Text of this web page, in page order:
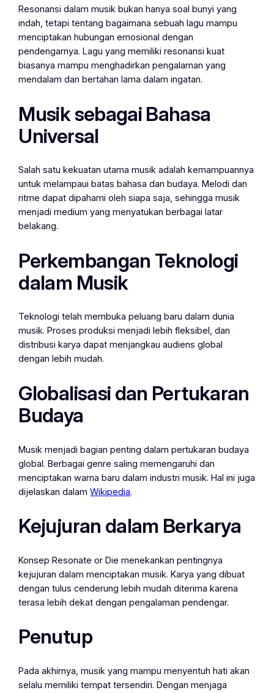
Resonansi dalam musik bukan hanya soal bunyi yang
indah, tetapi tentang bagaimana sebuah lagu mampu
menciptakan hubungan emosional dengan
pendengarnya. Lagu yang memiliki resonansi kuat
biasanya mampu menghadirkan pengalaman yang
mendalam dan bertahan lama dalam ingatan.
Musik sebagai Bahasa
Universal
Salah satu kekuatan utama musik adalah kemampuannya
untuk melampaui batas bahasa dan budaya. Melodi dan
ritme dapat dipahami oleh siapa saja, sehingga musik
menjadi medium yang menyatukan berbagai latar
belakang.
Perkembangan Teknologi
dalam Musik
Teknologi telah membuka peluang baru dalam dunia
musik. Proses produksi menjadi lebih fleksibel, dan
distribusi karya dapat menjangkau audiens global
dengan lebih mudah.
Globalisasi dan Pertukaran
Budaya
Musik menjadi bagian penting dalam pertukaran budaya
global. Berbagai genre saling memengaruhi dan
menciptakan warna baru dalam industri musik. Hal ini juga
dijelaskan dalamWikipedia.
Kejujuran dalam Berkarya
Konsep Resonate or Die menekankan pentingnya
kejujuran dalam menciptakan musik. Karya yang dibuat
dengan tulus cenderung lebih mudah diterima karena
terasa lebih dekat dengan pengalaman pendengar.
Penutup
Pada akhirnya, musik yang mampu menyentuh hati akan
selalu memiliki tempat tersendiri. Dengan menjaga